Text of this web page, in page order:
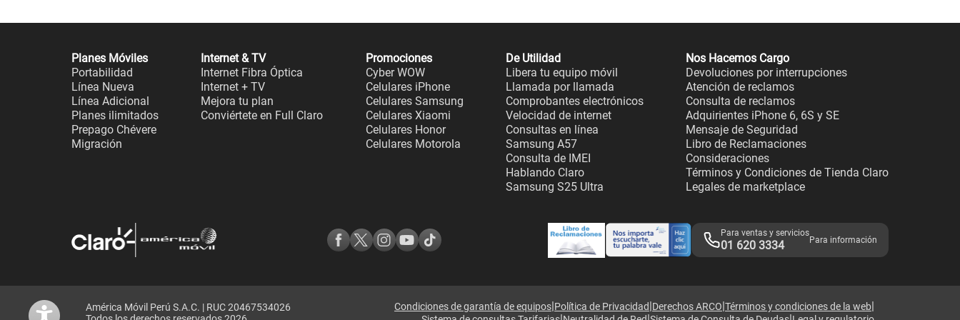
Planes Móviles
Portabilidad
Línea Nueva
Línea Adicional
Planes ilimitados
Prepago Chévere
Migración
Internet & TV
Internet Fibra Óptica
Internet + TV
Mejora tu plan
Conviértete en Full Claro
Promociones
Cyber WOW
Celulares iPhone
Celulares Samsung
Celulares Xiaomi
Celulares Honor
Celulares Motorola
De Utilidad
Libera tu equipo móvil
Llamada por llamada
Comprobantes electrónicos
Velocidad de internet
Consultas en línea
Samsung A57
Consulta de IMEI
Hablando Claro
Samsung S25 Ultra
Nos Hacemos Cargo
Devoluciones por interrupciones
Atención de reclamos
Consulta de reclamos
Adquirientes iPhone 6, 6S y SE
Mensaje de Seguridad
Libro de Reclamaciones
Consideraciones
Términos y Condiciones de Tienda Claro
Legales de marketplace
Para ventas y servicios
01 620 3334 Para información
América Móvil Perú S.A.C. | RUC 20467534026
Condiciones de garantía de equipos|Política de Privacidad|Derechos ARCO|Términos y condiciones de la web|